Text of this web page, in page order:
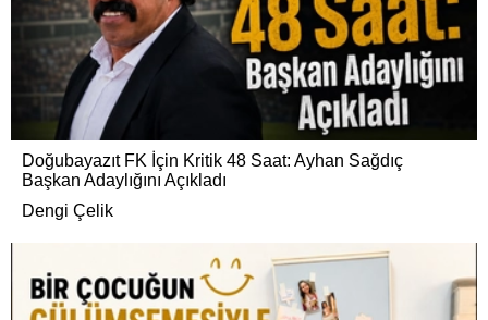
Doğubayazıt FK İçin Kritik 48 Saat: Ayhan Sağdıç
Başkan Adaylığını Açıkladı
Dengi Çelik